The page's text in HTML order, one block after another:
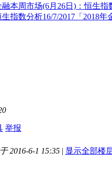
融本周市场(6月26日)：恒生
指数分析16/7/2017「2018年
举报
2016-6-1 15:35 | 显示全部楼